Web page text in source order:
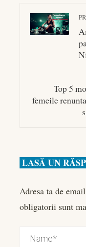
Top 5
femeile
LASĂ UN
Adresa ta de
obligatorii sunt